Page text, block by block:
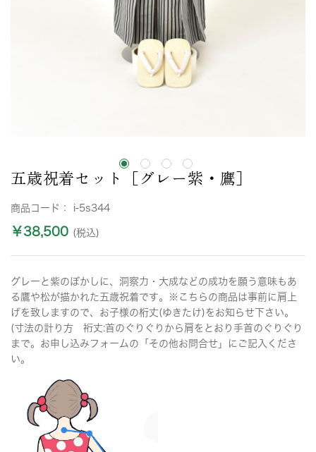
五歳祝着セット［グレー紫・鷹］
商品コード： i-5s344
￥38,500 (税込)
グレーと紫のぼかしに、洞察力・大成などの成功を願う意味もあ
る鷹や松が描かれた五歳祝着です。※こちらの商品は事前に肩上
げを致しますので、お子様の桁丈(ゆきたけ)をお知らせ下さい。
(寸法の計り方 裄丈:首のぐりぐりから肩をとおり手首のぐりぐり
まで。お申し込みフォームの「その他お問合せ」にご記入くださ
い。